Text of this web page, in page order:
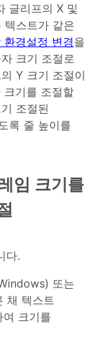
글리프의 X 및
스트가 같은
환경설정 변경을
크기 조절로
Y 크기 조절이
크기를 조절할
조절된
록 줄 높이를
임 크기를
다.
또는
채 텍스트
크기를